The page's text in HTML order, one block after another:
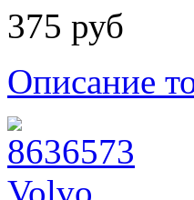
375 руб
Описание